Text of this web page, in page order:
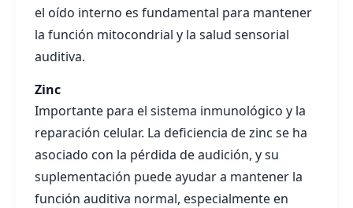
el oído interno es fundamental para mantener
la función mitocondrial y la salud sensorial
auditiva.
Zinc
Importante para el sistema inmunológico y la
reparación celular. La deficiencia de zinc se ha
asociado con la pérdida de audición, y su
suplementación puede ayudar a mantener la
función auditiva normal, especialmente en